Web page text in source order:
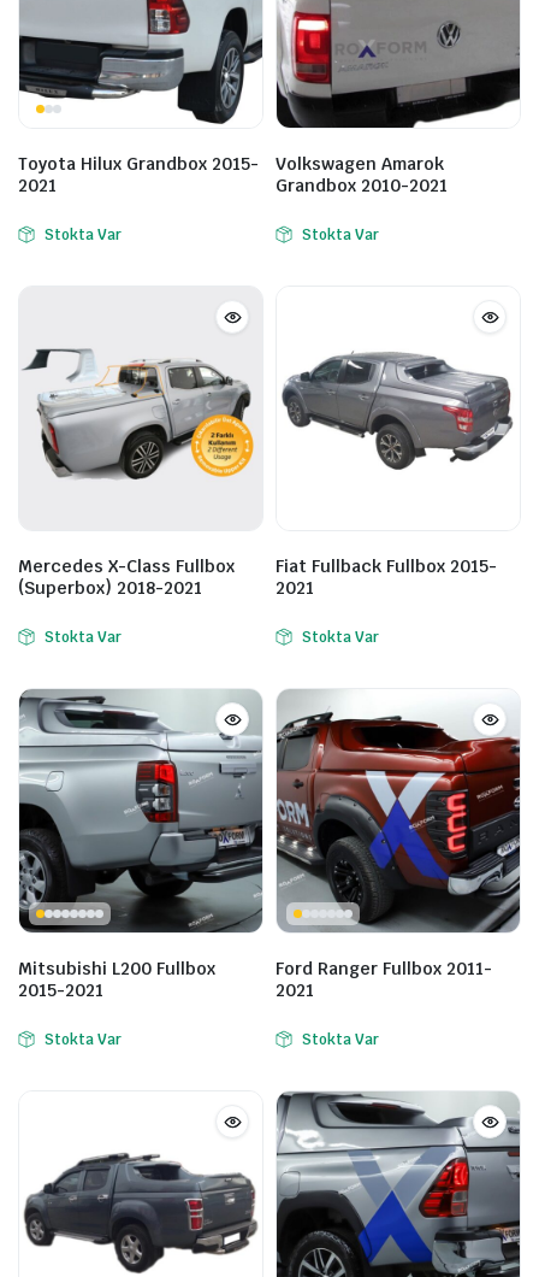
Toyota Hilux Grandbox 2015-
2021
Stokta Var
Volkswagen Amarok
Grandbox 2010-2021
Stokta Var
Mercedes X-Class Fullbox
(Superbox) 2018-2021
Stokta Var
Fiat Fullback Fullbox 2015-
2021
Stokta Var
Mitsubishi L200 Fullbox
2015-2021
Stokta Var
Ford Ranger Fullbox 2011-
2021
Stokta Var